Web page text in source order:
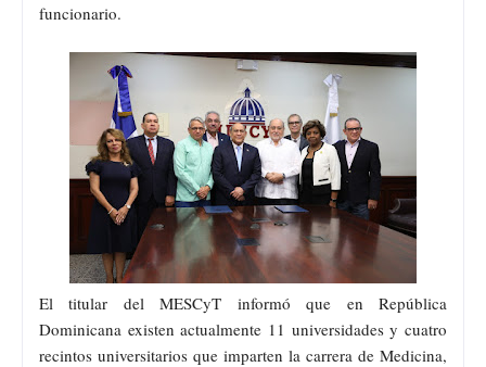
funcionario.
El titular del MESCyT informó que en República
Dominicana existen actualmente 11 universidades y cuatro
recintos universitarios que imparten la carrera de Medicina,